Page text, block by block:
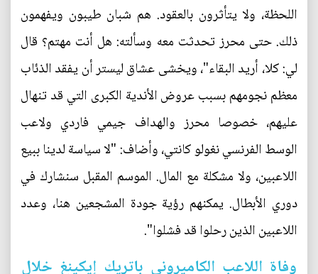
اللحظة، ولا يتأثرون بالعقود. هم شبان طيبون ويفهمون
ذلك. حتى محرز تحدثت معه وسألته: هل أنت مهتم؟ قال
لي: كلا، أريد البقاء"، ويخشى عشاق ليستر أن يفقد الذئاب
معظم نجومهم بسبب عروض الأندية الكبرى التي قد تنهال
عليهم، خصوصا محرز والهداف جيمي فاردي ولاعب
الوسط الفرنسي نغولو كانتي، وأضاف: "لا سياسة لدينا ببيع
اللاعبين، ولا مشكلة مع المال. الموسم المقبل سنشارك في
دوري الأبطال. يمكنهم رؤية جودة المشجعين هنا، وعدد
اللاعبين الذين رحلوا قد فشلوا".
وفاة اللاعب الكاميروني باتريك إيكينغ خلال